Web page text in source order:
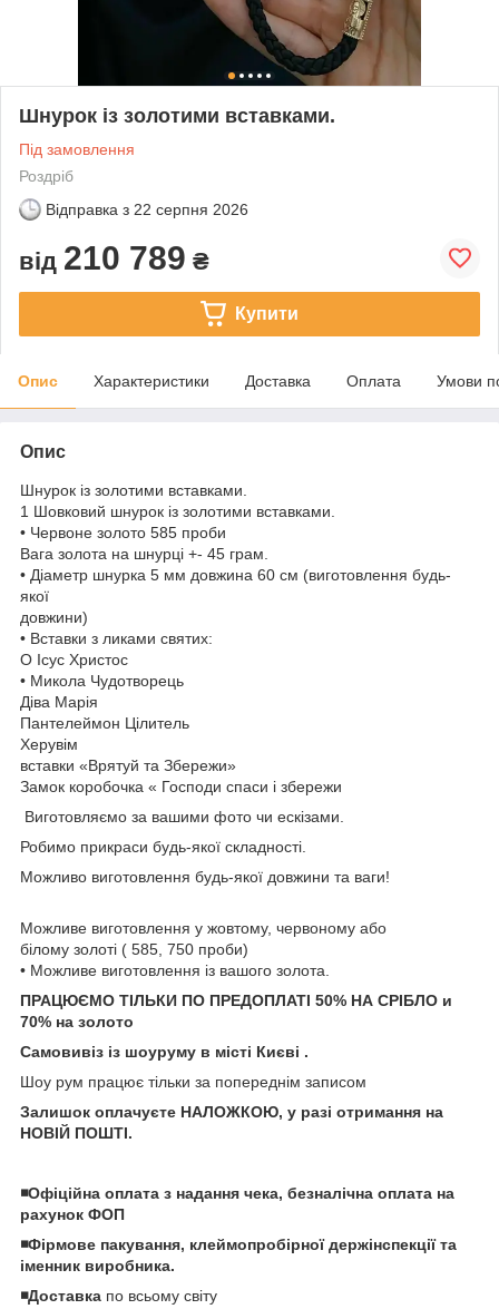
Шнурок із золотими вставками.
Під замовлення
Роздріб
Відправка з 22 серпня 2026
від 210 789 ₴
Купити
Опис Характеристики Доставка Оплата Умови
Опис
Шнурок із золотими вставками.
1 Шовковий шнурок із золотими вставками.
• Червоне золото 585 проби
Вага золота на шнурці +- 45 грам.
• Діаметр шнурка 5 мм довжина 60 см (виготовлення будь-
якої
довжини)
• Вставки з ликами святих:
О Ісус Христос
• Микола Чудотворець
Діва Марія
Пантелеймон Цілитель
Херувім
вставки «Врятуй та Збережи»
Замок коробочка « Господи спаси і збережи
Виготовляємо за вашими фото чи ескізами.
Робимо прикраси будь-якої складності.
Можливо виготовлення будь-якої довжини та ваги!
Можливе виготовлення у жовтому, червоному або
білому золоті ( 585, 750 проби)
• Можливе виготовлення із вашого золота.
ПРАЦЮЄМО ТІЛЬКИ ПО ПРЕДОПЛАТІ 50% НА СРІБЛО и
70% на золото
Самовивіз із шоуруму в місті Києві .
Шоу рум працює тільки за попереднім записом
Залишок оплачуєте НАЛОЖКОЮ, у разі отримання на
НОВІЙ ПОШТІ.
◾️Офіційна оплата з надання чека, безналічна оплата на
рахунок ФОП
◾️Фірмове пакування, клеймопробірної держінспекції та
іменник виробника.
◾️Доставка по всьому світу